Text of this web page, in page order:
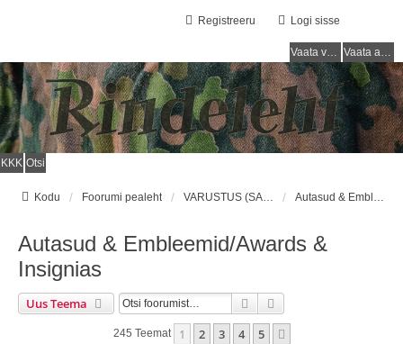
Logi sisse
Registreeru
Vaata vastamata teemasi Vaata aktiivseid teemasid
KKK Otsi
Kodu Foorumi pealeht VARUSTUS (SAKSA SÕJAVÄGI) / EQUIPMENT (GERMAN ARMY) Autasud & Embleemid/Awards & Insignias
Autasud & Embleemid/Awards &
Insignias
Uus Teema Otsi
245 Teemat 1 2 3 4 5